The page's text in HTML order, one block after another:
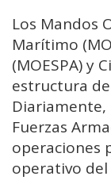
Los Mandos
Marítimo
(MOESPA) y
estructura
Diariamente,
Fuerzas
operaciones
operativo del